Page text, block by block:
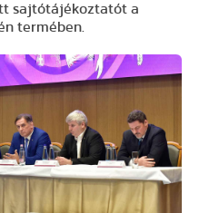
sajtótájékoztatót a
termében.